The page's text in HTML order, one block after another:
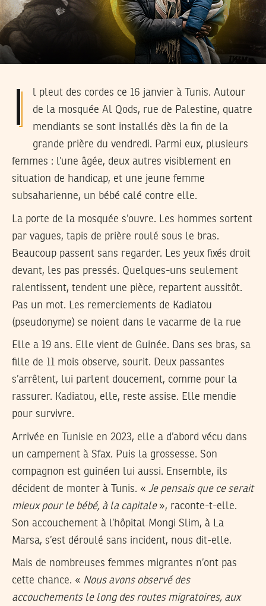
Il pleut des cordes ce 16 janvier à Tunis. Autour
de la mosquée Al Qods, rue de Palestine, quatre
mendiants se sont installés dès la fin de la
grande prière du vendredi. Parmi eux, plusieurs
femmes : l’une âgée, deux autres visiblement en
situation de handicap, et une jeune femme
subsaharienne, un bébé calé contre elle.
La porte de la mosquée s’ouvre. Les hommes sortent
par vagues, tapis de prière roulé sous le bras.
Beaucoup passent sans regarder. Les yeux fixés droit
devant, les pas pressés. Quelques-uns seulement
ralentissent, tendent une pièce, repartent aussitôt.
Pas un mot. Les remerciements de Kadiatou
(pseudonyme) se noient dans le vacarme de la rue
Elle a 19 ans. Elle vient de Guinée. Dans ses bras, sa
fille de 11 mois observe, sourit. Deux passantes
s’arrêtent, lui parlent doucement, comme pour la
rassurer. Kadiatou, elle, reste assise. Elle mendie
pour survivre.
Arrivée en Tunisie en 2023, elle a d’abord vécu dans
un campement à Sfax. Puis la grossesse. Son
compagnon est guinéen lui aussi. Ensemble, ils
décident de monter à Tunis. « Je pensais que ce serait
mieux pour le bébé, à la capitale», raconte-t-elle.
Son accouchement à l’hôpital Mongi Slim, à La
Marsa, s’est déroulé sans incident, nous dit-elle.
Mais de nombreuses femmes migrantes n’ont pas
cette chance. « Nous avons observé des
accouchements le long des routes migratoires, aux